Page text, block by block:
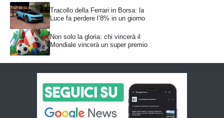
Tracollo della Ferrari in Borsa: la
Luce fa perdere l’8% in un giorno
Non solo la gloria: chi vincerà il
Mondiale vincerà un super premio